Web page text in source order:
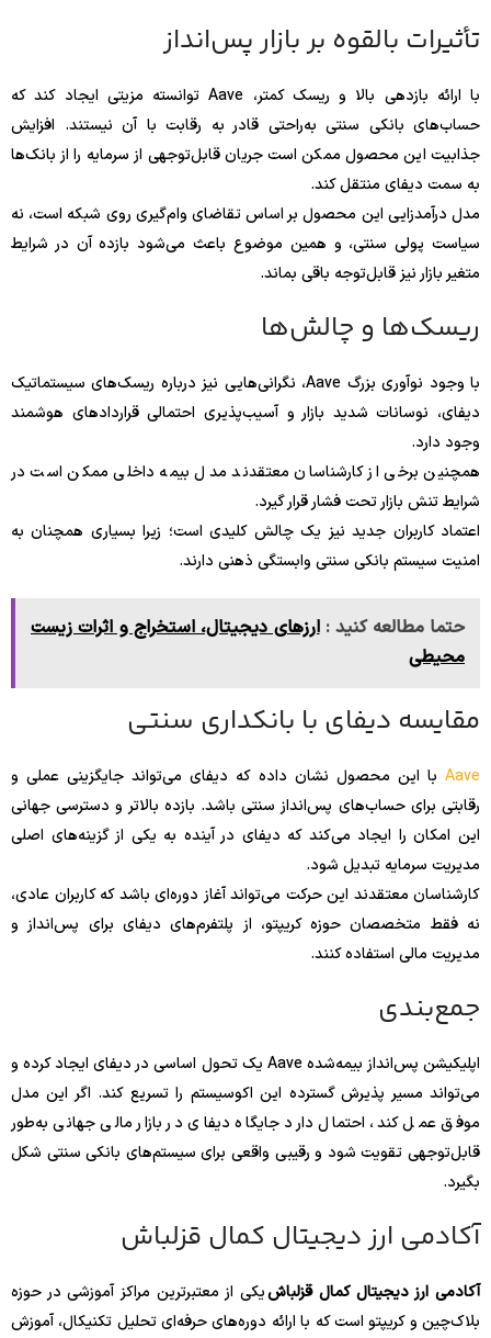
تأثیرات بالقوه بر بازار پس‌انداز
با ارائه بازدهی بالا و ریسک کمتر، Aave توانسته مزیتی ایجاد کند که
حساب‌های بانکی سنتی به‌راحتی قادر به رقابت با آن نیستند. افزایش
جذابیت این محصول ممکن است جریان قابل‌توجهی از سرمایه را از بانک‌ها
به سمت دیفای منتقل کند.
مدل درآمدزایی این محصول بر اساس تقاضای وام‌گیری روی شبکه است، نه
سیاست پولی سنتی، و همین موضوع باعث می‌شود بازده آن در شرایط
متغیر بازار نیز قابل‌توجه باقی بماند.
ریسک‌ها و چالش‌ها
با وجود نوآوری بزرگ Aave، نگرانی‌هایی نیز درباره ریسک‌های سیستماتیک
دیفای، نوسانات شدید بازار و آسیب‌پذیری احتمالی قراردادهای هوشمند
وجود دارد.
همچنین برخی از کارشناسان معتقدند مدل بیمه داخلی ممکن است در
شرایط تنش بازار تحت فشار قرار گیرد.
اعتماد کاربران جدید نیز یک چالش کلیدی است؛ زیرا بسیاری همچنان به
امنیت سیستم بانکی سنتی وابستگی ذهنی دارند.
حتما مطالعه کنید : ارزهای دیجیتال، استخراج و اثرات زیست
محیطی
مقایسه دیفای با بانکداری سنتی
Aave با این محصول نشان داده که دیفای می‌تواند جایگزینی عملی و
رقابتی برای حساب‌های پس‌انداز سنتی باشد. بازده بالاتر و دسترسی جهانی
این امکان را ایجاد می‌کند که دیفای در آینده به یکی از گزینه‌های اصلی
مدیریت سرمایه تبدیل شود.
کارشناسان معتقدند این حرکت می‌تواند آغاز دوره‌ای باشد که کاربران عادی،
نه فقط متخصصان حوزه کریپتو، از پلتفرم‌های دیفای برای پس‌انداز و
مدیریت مالی استفاده کنند.
جمع‌بندی
اپلیکیشن پس‌انداز بیمه‌شده Aave یک تحول اساسی در دیفای ایجاد کرده و
می‌تواند مسیر پذیرش گسترده این اکوسیستم را تسریع کند. اگر این مدل
موفق عمل کند، احتمال دارد جایگاه دیفای در بازار مالی جهانی به‌طور
قابل‌توجهی تقویت شود و رقیبی واقعی برای سیستم‌های بانکی سنتی شکل
بگیرد.
آکادمی ارز دیجیتال کمال قزلباش
آکادمی ارز دیجیتال کمال قزلباشیکی از معتبرترین مراکز آموزشی در حوزه
بلاک‌چین و کریپتو است که با ارائه دوره‌های حرفه‌ای تحلیل تکنیکال، آموزش